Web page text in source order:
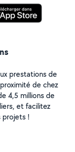
prestations de
de chez
4,5 millions de
et facilitez
projets !